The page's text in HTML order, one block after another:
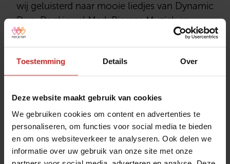
Toestemming Details Over
Deze website maakt gebruik van cookies
We gebruiken cookies om content en advertenties te
personaliseren, om functies voor social media te bieden
en om ons websiteverkeer te analyseren. Ook delen we
informatie over uw gebruik van onze site met onze
wij geluisterd naar mooie liedjes van Dynamic
Duo. DankjewelMark Riemer, Muziek en
Theater
& Ramon voor jullie aanwezigheid.
hoogstpersoonlijk nog even langs.Onze
ouderen werden weer keurig opgehaald en
middag samenzijn zo voor de kerstdagen.